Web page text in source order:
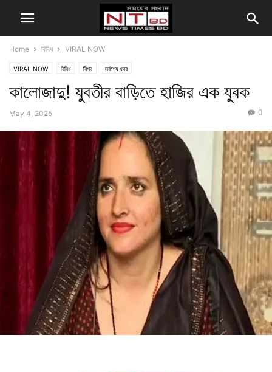
Home বিবিধ VIRAL NOW
VIRAL NOW বিবিধ বিশ্ব সর্বশেষ খবর
কালোজাদু! যুবতীর বাড়িতে হাজির এক যুবক
May 4, 2025 0